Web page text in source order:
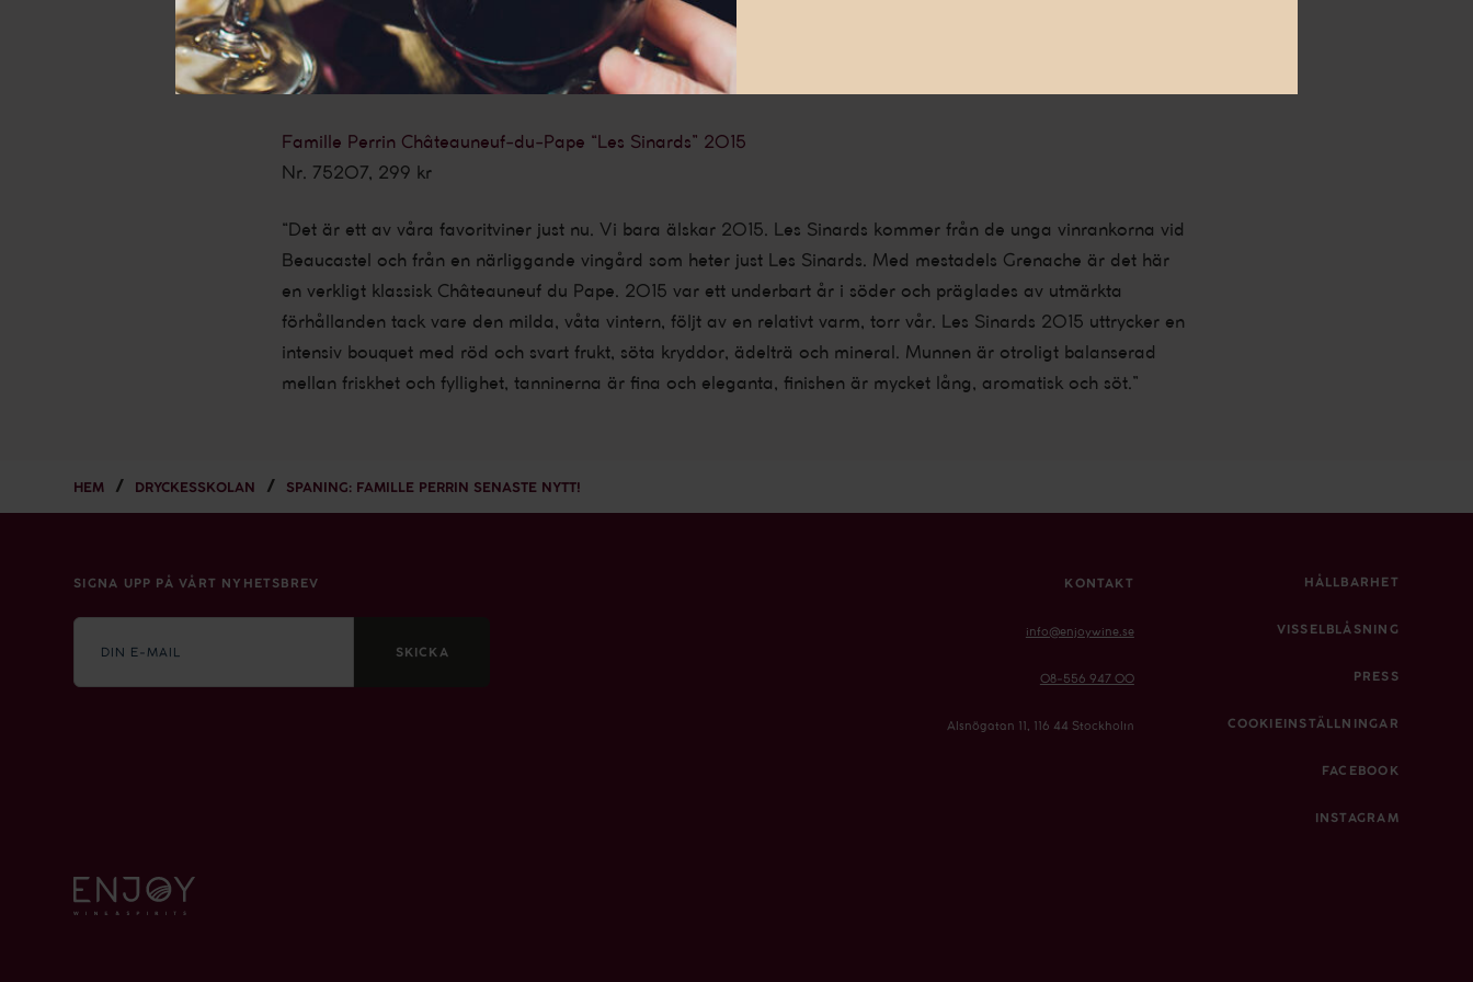
snabbt aromer av vacker röd frukt. Finalen har delikata toner av lakrits med kraftfulla, men inte aggressiva,
tanniner. Det är verkligen en stor årgång av vår röda Beaucastel, drickbar redan nu på grund av den fina
balansen, med med lagringspotential i 10–20 år.”
Famille Perrin Châteauneuf-du-Pape “Les Sinards” 2015
Nr. 75207, 299 kr
“Det är ett av våra favoritviner just nu. Vi bara älskar 2015. Les Sinards kommer från de unga vinrankorna vid
Beaucastel och från en närliggande vingård som heter just Les Sinards. Med mestadels Grenache är det här
en verkligt klassisk Châteauneuf du Pape. 2015 var ett underbart år i söder och präglades av utmärkta
förhållanden tack vare den milda, våta vintern, följt av en relativt varm, torr vår. Les Sinards 2015 uttrycker en
intensiv bouquet med röd och svart frukt, söta kryddor, ädelträ och mineral. Munnen är otroligt balanserad
mellan friskhet och fyllighet, tanninerna är fina och eleganta, finishen är mycket lång, aromatisk och söt.”
HEM DRYCKESSKOLAN SPANING: FAMILLE PERRIN SENASTE NYTT!
SIGNA UPP PÅ VÅRT NYHETSBREV
mail SKICKA
KONTAKT
info@enjoywine.se
08-556 947 00
Alsnögatan 11, 116 44 Stockholm
HÅLLBARHET
VISSELBLÅSNING
PRESS
COOKIEINSTÄLLNINGAR
FACEBOOK
INSTAGRAM